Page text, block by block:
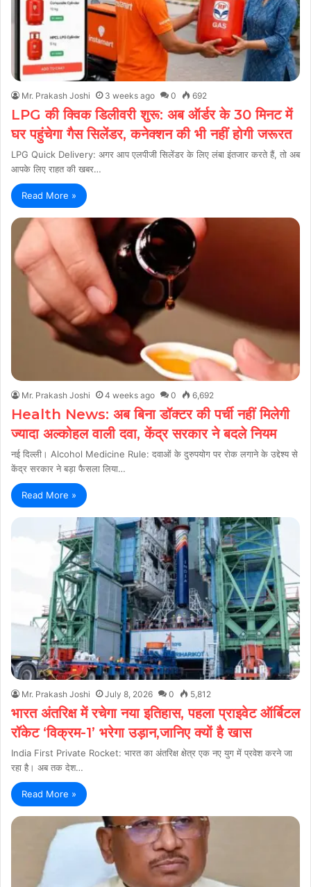
Mr. Prakash Joshi 3 weeks ago 0 692
LPG की क्विक डिलीवरी शुरू: अब ऑर्डर के 30 मिनट में
घर पहुंचेगा गैस सिलेंडर, कनेक्शन की भी नहीं होगी जरूरत
LPG Quick Delivery: अगर आप एलपीजी सिलेंडर के लिए लंबा इंतजार करते हैं, तो अब
आपके लिए राहत की खबर…
Read More »
Mr. Prakash Joshi 4 weeks ago 0 6,692
Health News: अब बिना डॉक्टर की पर्ची नहीं मिलेगी
ज्यादा अल्कोहल वाली दवा, केंद्र सरकार ने बदले नियम
नई दिल्ली। Alcohol Medicine Rule: दवाओं के दुरुपयोग पर रोक लगाने के उद्देश्य से
केंद्र सरकार ने बड़ा फैसला लिया…
Read More »
Mr. Prakash Joshi July 8, 2026 0 5,812
भारत अंतरिक्ष में रचेगा नया इतिहास, पहला प्राइवेट ऑर्बिटल
रॉकेट ‘विक्रम-1’ भरेगा उड़ान,जानिए क्यों है खास
India First Private Rocket: भारत का अंतरिक्ष क्षेत्र एक नए युग में प्रवेश करने जा
रहा है। अब तक देश…
Read More »